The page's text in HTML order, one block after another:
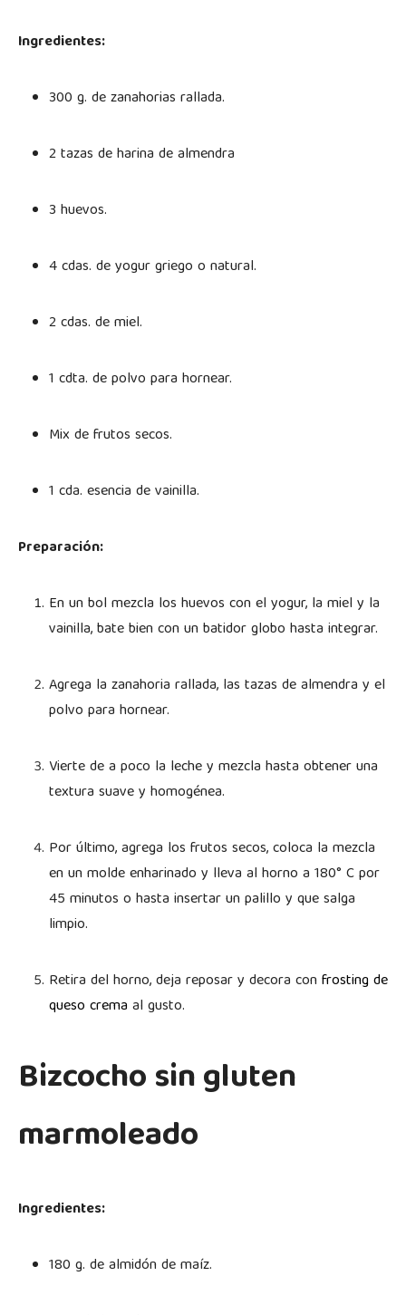
Ingredientes:
300 g. de zanahorias rallada.
2 tazas de harina de almendra
3 huevos.
4 cdas. de yogur griego o natural.
2 cdas. de miel.
1 cdta. de polvo para hornear.
Mix de frutos secos.
1 cda. esencia de vainilla.
Preparación:
En un bol mezcla los huevos con el yogur, la miel y la
vainilla, bate bien con un batidor globo hasta integrar.
Agrega la zanahoria rallada, las tazas de almendra y el
polvo para hornear.
Vierte de a poco la leche y mezcla hasta obtener una
textura suave y homogénea.
Por último, agrega los frutos secos, coloca la mezcla
en un molde enharinado y lleva al horno a 180° C por
45 minutos o hasta insertar un palillo y que salga
limpio.
Retira del horno, deja reposar y decora confrosting de
queso crema al gusto.
Bizcocho sin gluten
marmoleado
Ingredientes:
180 g. de almidón de maíz.